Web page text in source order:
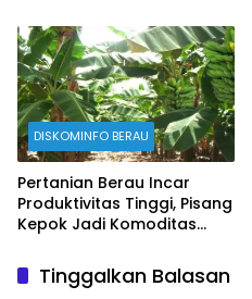
DISKOMINFO BERAU
Pertanian Berau Incar
Produktivitas Tinggi, Pisang
Kepok Jadi Komoditas
Tinggalkan Balasan